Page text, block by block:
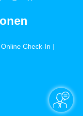
Online Check-In |